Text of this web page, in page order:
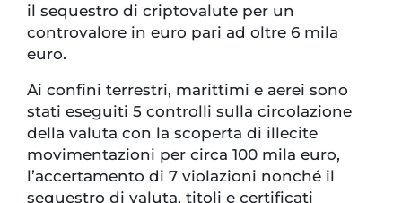
il sequestro di criptovalute per un
controvalore in euro pari ad oltre 6 mila
euro.
Ai confini terrestri, marittimi e aerei sono
stati eseguiti 5 controlli sulla circolazione
della valuta con la scoperta di illecite
movimentazioni per circa 100 mila euro,
l’accertamento di 7 violazioni nonché il
sequestro di valuta, titoli e certificati